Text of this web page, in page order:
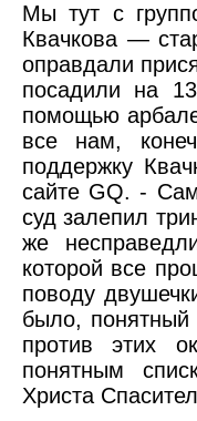
Мы тут с
Квачкова —
оправдали
посадили на
помощью
все нам,
поддержку
сайте GQ. -
суд залепил
же
которой все
поводу
было, понятный
против этих
понятным
Христа